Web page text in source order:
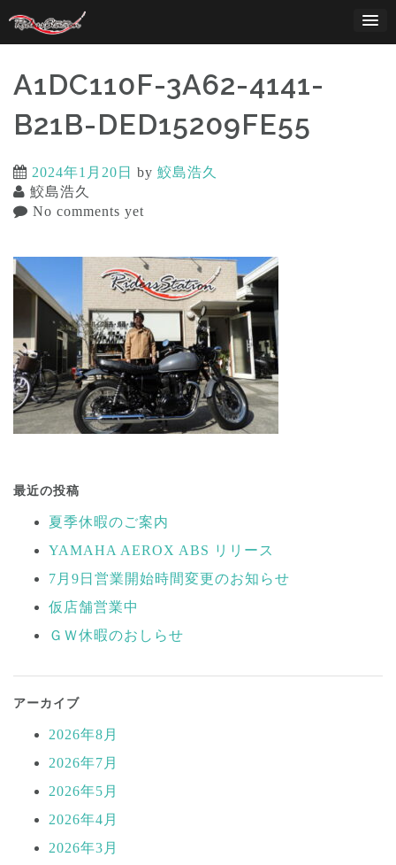
content
A1DC110F-3A62-4141-
B21B-DED15209FE55
2024年1月20日 by 鮫島浩久
鮫島浩久
No comments yet
稿
ナ
ゲ
ー
シ
ン
最近の投稿
夏季休暇のご案内
YAMAHA AEROX ABS リリース
7月9日営業開始時間変更のお知らせ
仮店舗営業中
ＧＷ休暇のおしらせ
アーカイブ
2026年8月
2026年7月
2026年5月
2026年4月
2026年3月